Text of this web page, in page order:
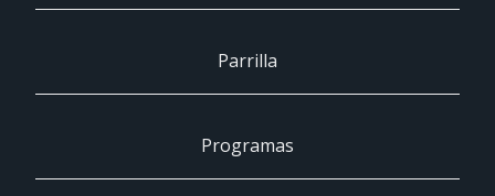
Parrilla
Programas